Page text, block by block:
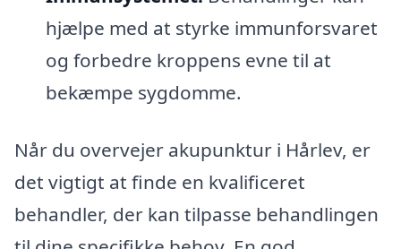
hjælpe med at styrke immunforsvaret
og forbedre kroppens evne til at
bekæmpe sygdomme.
Når du overvejer akupunktur i Hårlev, er
det vigtigt at finde en kvalificeret
behandler, der kan tilpasse behandlingen